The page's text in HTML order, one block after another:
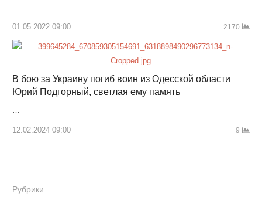
01.05.2022 09:00 2170
В бою за Украину погиб воин из Одесской области
Юрий Подгорный, светлая ему память
…
12.02.2024 09:00 9
Рубрики